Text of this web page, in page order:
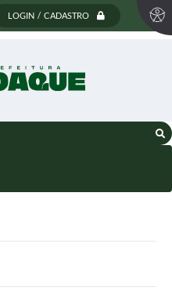
LOGIN / CADASTRO